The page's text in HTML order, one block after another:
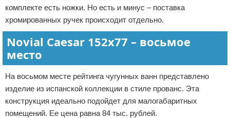
комплекте есть ножки. Но есть и минус – поставка
хромированных ручек происходит отдельно.
Novial Caesar 152х77 – восьмое
место
На восьмом месте рейтинга чугунных ванн представлено
изделие из испанской коллекции в стиле прованс. Эта
конструкция идеально подойдет для малогабаритных
помещений. Ее цена равна 84 тыс. рублей.